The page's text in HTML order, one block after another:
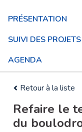
PRÉSENTATION
SUIVI DES PROJETS
AGENDA
Retour à la liste
Refaire le
du